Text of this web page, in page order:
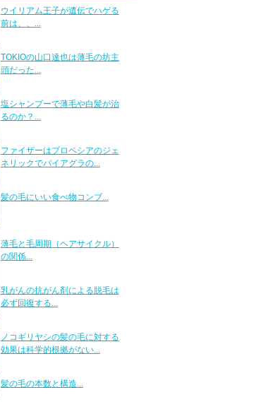
ウイリアム王子が遺伝でハゲる
前は、、...
TOKIOの山口達也は薄毛の坊主
頭だった...
塩シャンプーで薄毛や白髪が治
るのか？...
ファイザーはプロペシアのジェ
ネリックでバイアグラの...
髪の毛にいい食べ物コンブ...
薄毛と毛周期（ヘアサイクル）
の関係...
乳がんの抗がん剤による脱毛は
必ず回復する...
ノコギリヤシの髪の毛に対する
効果は科学的根拠がない...
髪の毛の本数と構造...